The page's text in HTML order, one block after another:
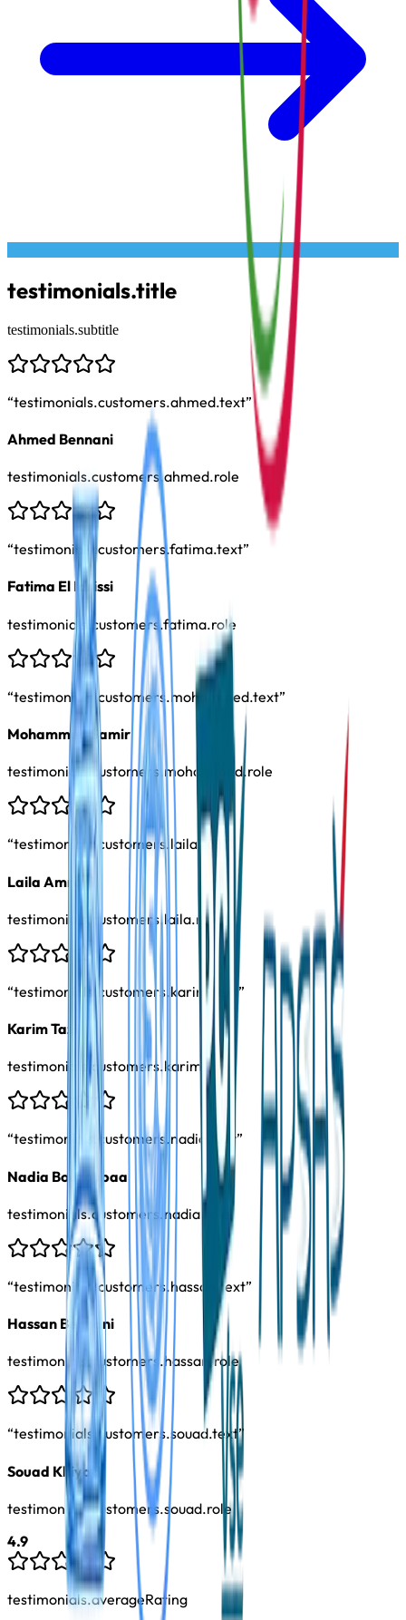
testimonials.title
testimonials.subtitle
“testimonials.customers.ahmed.text”
Ahmed Bennani
testimonials.customers.ahmed.role
“testimonials.customers.fatima.text”
Fatima El Idrissi
testimonials.customers.fatima.role
“testimonials.customers.mohammed.text”
Mohammed Samir
testimonials.customers.mohammed.role
“testimonials.customers.laila.text
Laila Amrani
testimonials.customers.laila.role
“testimonials.customers.karim.text ”
Karim Tazi
testimonials.customers.karim.role
“testimonials.customers.nadia.text”
Nadia Bouzoubaa
testimonials.customers.nadia.role
“testimonials.customers.hassan.text”
Hassan Bennani
testimonials.customers.hassan.role
“testimonials.customers.souad.text”
Souad Khiyati
testimonials.customers.souad.role
4.9
testimonials.averageRating